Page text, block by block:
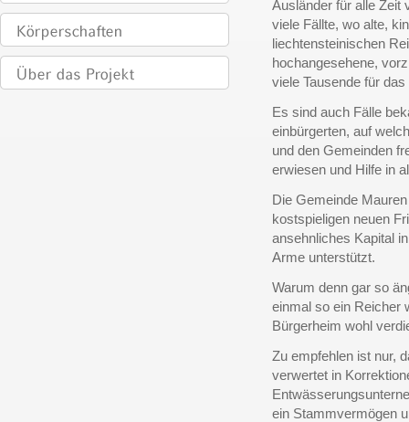
Ausländer für alle Zeit
viele Fällte, wo alte,
liechtensteinischen
hochangesehene,
viele Tausende für
Es sind auch Fälle
einbürgerten, auf
und den Gemeinden
erwiesen und Hilfe in
Die Gemeinde
kostspieligen neuen
ansehnliches Kapital
Arme unterstützt.
Warum denn gar so
einmal so ein Reicher
Bürgerheim wohl
Zu empfehlen ist nur,
verwertet in
ein Stammvermögen